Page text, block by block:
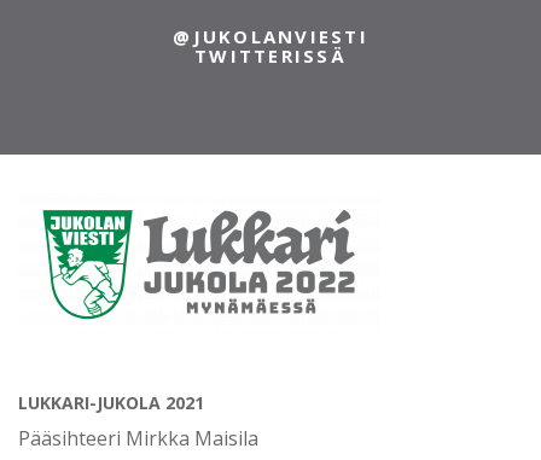
@JUKOLANVIESTI
TWITTERISSÄ
LUKKARI-JUKOLA 2021
Pääsihteeri Mirkka Maisila